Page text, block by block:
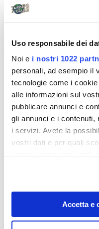
Uso responsabile dei
Noi e i nostri 1022
personali, ad esempio il
tecnologie come i
alle informazioni sul
pubblicare annunci e
gli annunci e i contenuti,
i servizi. Avete la
vostri dati e per quali
modificare o revocare il
momento dalla
sull'icona di attivazione
Accetta e
Destinazioni